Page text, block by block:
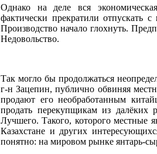
Однако на деле вся
фактически прекратили отпускать
Производство начало глохнуть.
Недовольство.
Так могло бы продолжаться
г-н Зацепин, публично обвиняя
продают его необработанным
продать перекупщикам из далёких
Лучшего. Такого, которого местные
Казахстане и других
понятно: на мировом рынке янтарь-